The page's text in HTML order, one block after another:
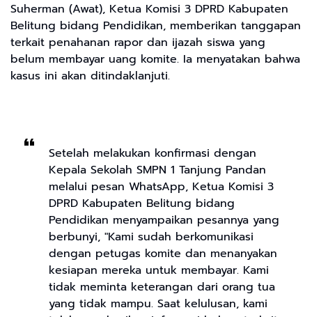
Suherman (Awat), Ketua Komisi 3 DPRD Kabupaten
Belitung bidang Pendidikan, memberikan tanggapan
terkait penahanan rapor dan ijazah siswa yang
belum membayar uang komite. Ia menyatakan bahwa
kasus ini akan ditindaklanjuti.
Setelah melakukan konfirmasi dengan
Kepala Sekolah SMPN 1 Tanjung Pandan
melalui pesan WhatsApp, Ketua Komisi 3
DPRD Kabupaten Belitung bidang
Pendidikan menyampaikan pesannya yang
berbunyi, "Kami sudah berkomunikasi
dengan petugas komite dan menanyakan
kesiapan mereka untuk membayar. Kami
tidak meminta keterangan dari orang tua
yang tidak mampu. Saat kelulusan, kami